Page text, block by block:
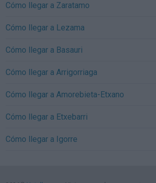
Cómo llegar a Zaratamo
Cómo llegar a Lezama
Cómo llegar a Basauri
Cómo llegar a Arrigorriaga
Cómo llegar a Amorebieta-Etxano
Cómo llegar a Etxebarri
Cómo llegar a Igorre